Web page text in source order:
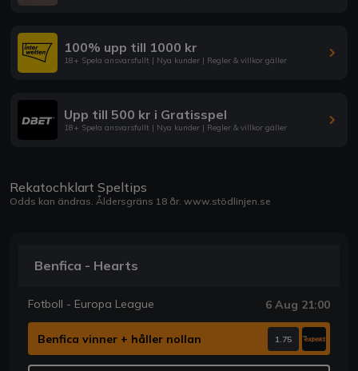
100% upp till 1000 kr
18+ Spela ansvarsfullt | Nya kunder | Regler & villkor gäller
Upp till 500 kr i Gratisspel
18+ Spela ansvarsfullt | Nya kunder | Regler & villkor gäller
Rekatochklart Speltips
Odds kan ändras. Åldersgräns 18 år. www.stödlinjen.se
Benfica - Hearts
Fotboll - Europa League 6 Aug 21:00
Benfica vinner + håller nollan 1.75